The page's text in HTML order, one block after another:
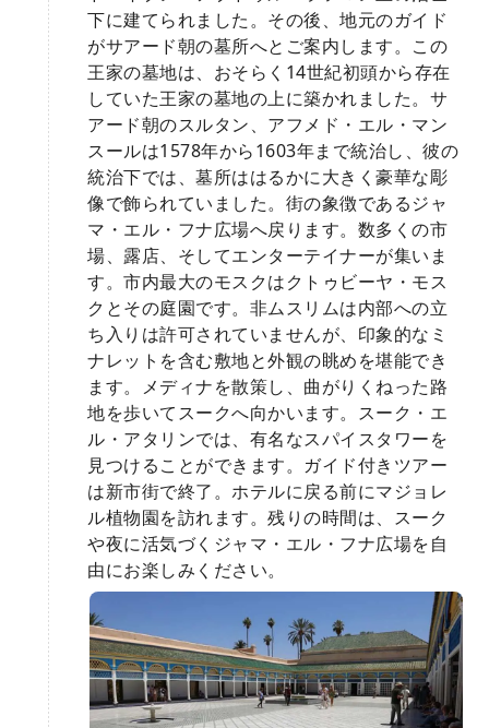
下に建てられました。その後、地元のガイド
がサアード朝の墓所へとご案内します。この
王家の墓地は、おそらく14世紀初頭から存在
していた王家の墓地の上に築かれました。サ
アード朝のスルタン、アフメド・エル・マン
スールは1578年から1603年まで統治し、彼の
統治下では、墓所ははるかに大きく豪華な彫
像で飾られていました。街の象徴であるジャ
マ・エル・フナ広場へ戻ります。数多くの市
場、露店、そしてエンターテイナーが集いま
す。市内最大のモスクはクトゥビーヤ・モス
クとその庭園です。非ムスリムは内部への立
ち入りは許可されていませんが、印象的なミ
ナレットを含む敷地と外観の眺めを堪能でき
ます。メディナを散策し、曲がりくねった路
地を歩いてスークへ向かいます。スーク・エ
ル・アタリンでは、有名なスパイスタワーを
見つけることができます。ガイド付きツアー
は新市街で終了。ホテルに戻る前にマジョレ
ル植物園を訪れます。残りの時間は、スーク
や夜に活気づくジャマ・エル・フナ広場を自
由にお楽しみください。